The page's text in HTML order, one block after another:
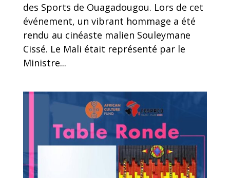
des Sports de Ouagadougou. Lors de cet
événement, un vibrant hommage a été
rendu au cinéaste malien Souleymane
Cissé. Le Mali était représenté par le
Ministre...